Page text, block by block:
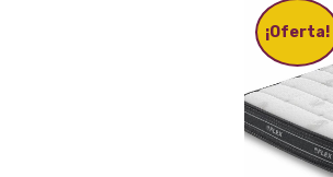
¡Oferta!